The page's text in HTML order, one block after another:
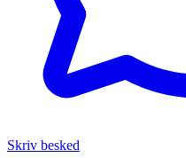
Skriv besked